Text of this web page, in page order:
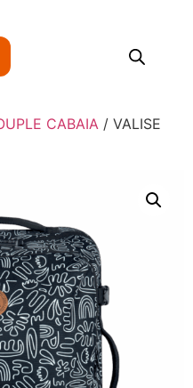
CABAIA / VALISE